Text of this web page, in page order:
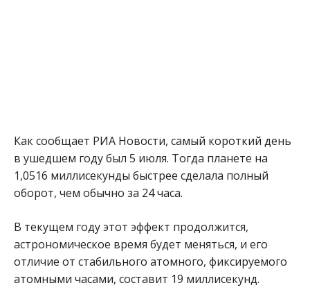
Как сообщает РИА Новости, самый короткий день
в ушедшем году был 5 июля. Тогда планете на
1,0516 миллисекунды быстрее сделала полный
оборот, чем обычно за 24 часа.
В текущем году этот эффект продолжится,
астрономическое время будет меняться, и его
отличие от стабильного атомного, фиксируемого
атомными часами, составит 19 миллисекунд.